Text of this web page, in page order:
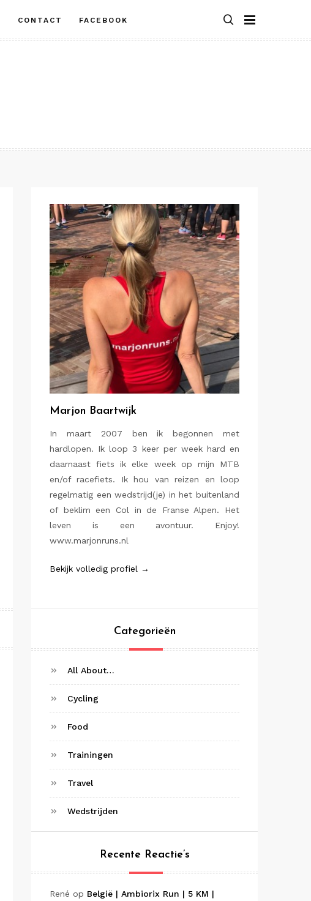
CONTACT FACEBOOK
Marjon Baartwijk
In maart 2007 ben ik begonnen met
hardlopen. Ik loop 3 keer per week hard en
daarnaast fiets ik elke week op mijn MTB
en/of racefiets. Ik hou van reizen en loop
regelmatig een wedstrijd(je) in het buitenland
of beklim een Col in de Franse Alpen. Het
leven is een avontuur. Enjoy!
www.marjonruns.nl
Bekijk volledig profiel →
Categorieën
All About…
Cycling
Food
Trainingen
Travel
Wedstrijden
Recente Reactie’s
René op België | Ambiorix Run | 5 KM |